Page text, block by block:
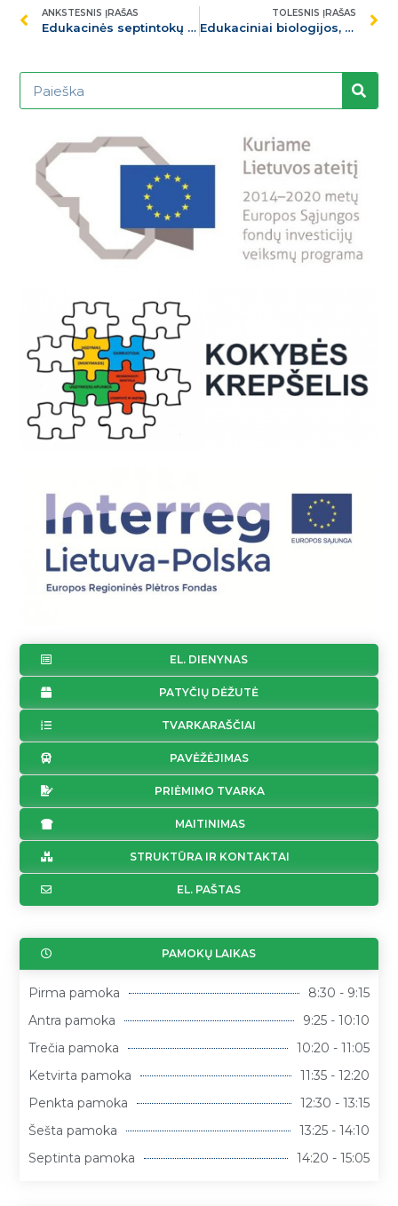
ANKSTESNIS ĮRAŠAS
Edukacinės septintokų ir aštuntokų veiklos Kaune
TOLESNIS ĮRAŠAS
Edukaciniai biologijos, fizikos bei chemijos užsiėmimai
EL. DIENYNAS
PATYČIŲ DĖŽUTĖ
TVARKARAŠČIAI
PAVĖŽĖJIMAS
PRIĖMIMO TVARKA
MAITINIMAS
STRUKTŪRA IR KONTAKTAI
EL. PAŠTAS
PAMOKŲ LAIKAS
Pirma pamoka
8:30 - 9:15
Antra pamoka
9:25 - 10:10
Trečia pamoka
10:20 - 11:05
Ketvirta pamoka
11:35 - 12:20
Penkta pamoka
12:30 - 13:15
Šešta pamoka
13:25 - 14:10
Septinta pamoka
14:20 - 15:05